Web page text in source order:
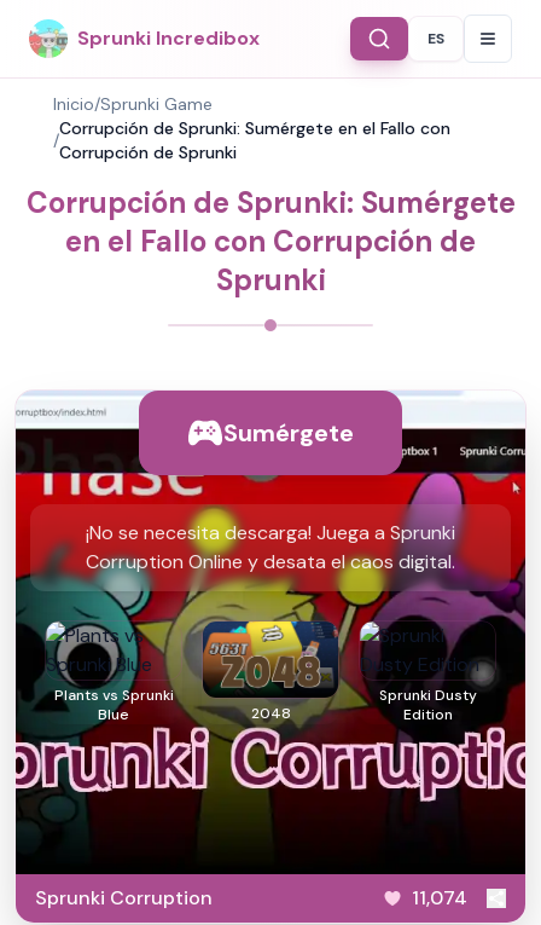
Sprunki Incredibox Select
ES
Inicio/Sprunki Game
/
Corrupción de Sprunki: Sumérgete en el Fallo con
Corrupción de Sprunki
Corrupción de Sprunki: Sumérgete
en el Fallo con Corrupción de
Sprunki
Sumérgete
¡No se necesita descarga! Juega a Sprunki
Corruption Online y desata el caos digital.
Plants vs Sprunki
Blue
2048
Sprunki Dusty
Edition
Sprunki Corruption 11,074